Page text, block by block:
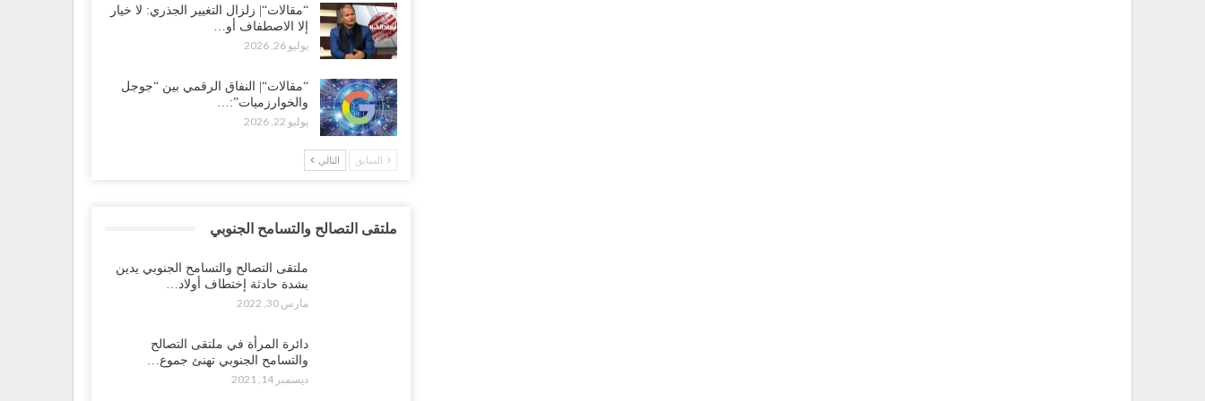
“مقالات“| زلزال التغيير الجذري: لا خيار
إلا الاصطفاف أو…
يوليو 26, 2026
“مقالات“| النفاق الرقمي بين “جوجل
والخوارزميات”:…
يوليو 22, 2026
السابق التالي
ملتقى التصالح والتسامح الجنوبي
ملتقى التصالح والتسامح الجنوبي يدين
بشدة حادثة إختطاف أولاد…
مارس 30, 2022
دائرة المرأة في ملتقى التصالح
والتسامح الجنوبي تهنئ جموع…
ديسمبر 14, 2021